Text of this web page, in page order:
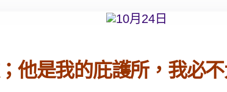
他是我的庇護所，我必